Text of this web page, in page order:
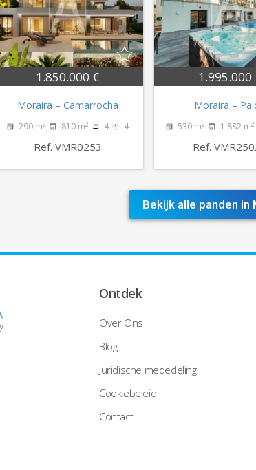
1.850.000 €
Moraira – Camarrocha
290 m2 810 m2 4 4
Ref. VMR0253
1.995.000
Moraira –
530 m2 1.882 m2
Ref.
Bekijk alle panden in
Ontdek
Over Ons
Blog
Juridische mededeling
Cookiebeleid
Contact